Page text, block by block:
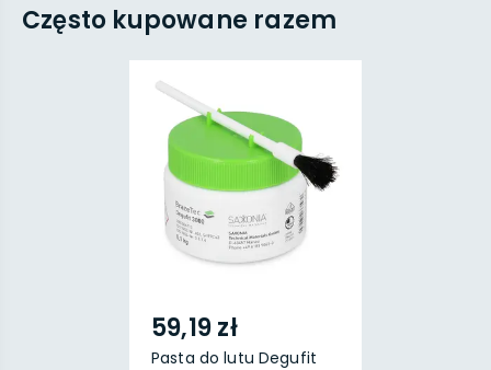
Często kupowane razem
59,19 zł
Pasta do lutu Degufit